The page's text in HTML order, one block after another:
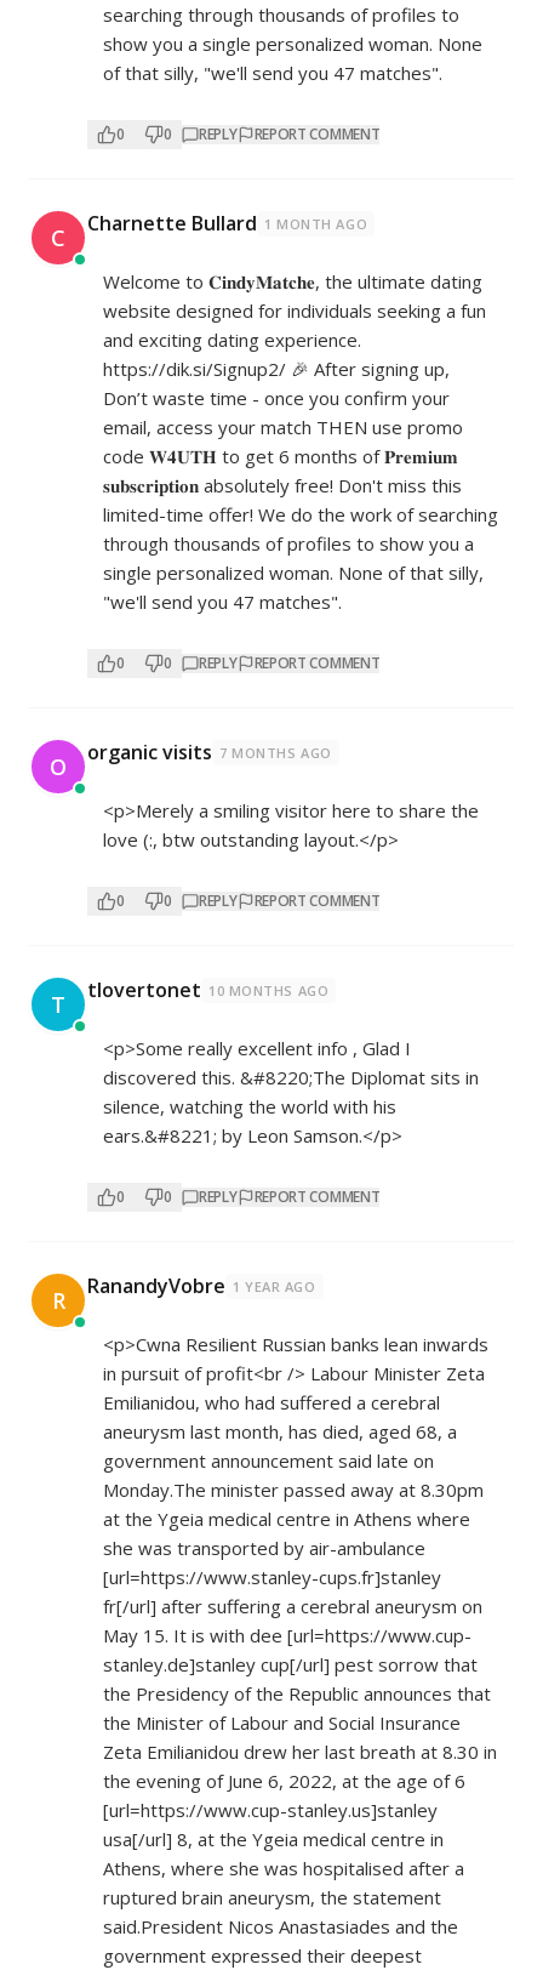
searching through thousands of profiles to
show you a single personalized woman. None
of that silly, "we'll send you 47 matches".
0 0 REPLY REPORT COMMENT
C Charnette Bullard 1 MONTH AGO
Welcome to 𝐂𝐢𝐧𝐝𝐲𝐌𝐚𝐭𝐜𝐡𝐞, the ultimate dating
website designed for individuals seeking a fun
and exciting dating experience.
https://dik.si/Signup2/ 🎉 After signing up,
Don’t waste time - once you confirm your
email, access your match THEN use promo
code 𝐖𝟒𝐔𝐓𝐇 to get 6 months of 𝐏𝐫𝐞𝐦𝐢𝐮𝐦
𝐬𝐮𝐛𝐬𝐜𝐫𝐢𝐩𝐭𝐢𝐨𝐧 absolutely free! Don't miss this
limited-time offer! We do the work of searching
through thousands of profiles to show you a
single personalized woman. None of that silly,
"we'll send you 47 matches".
0 0 REPLY REPORT COMMENT
O organic visits 7 MONTHS AGO
<p>Merely a smiling visitor here to share the
love (:, btw outstanding layout.</p>
0 0 REPLY REPORT COMMENT
T tlovertonet 10 MONTHS AGO
<p>Some really excellent info , Glad I
discovered this. &#8220;The Diplomat sits in
silence, watching the world with his
ears.&#8221; by Leon Samson.</p>
0 0 REPLY REPORT COMMENT
R RanandyVobre 1 YEAR AGO
<p>Cwna Resilient Russian banks lean inwards
in pursuit of profit<br /> Labour Minister Zeta
Emilianidou, who had suffered a cerebral
aneurysm last month, has died, aged 68, a
government announcement said late on
Monday.The minister passed away at 8.30pm
at the Ygeia medical centre in Athens where
she was transported by air-ambulance
[url=https://www.stanley-cups.fr]stanley
fr[/url] after suffering a cerebral aneurysm on
May 15. It is with dee [url=https://www.cup-
stanley.de]stanley cup[/url] pest sorrow that
the Presidency of the Republic announces that
the Minister of Labour and Social Insurance
Zeta Emilianidou drew her last breath at 8.30 in
the evening of June 6, 2022, at the age of 6
[url=https://www.cup-stanley.us]stanley
usa[/url] 8, at the Ygeia medical centre in
Athens, where she was hospitalised after a
ruptured brain aneurysm, the statement
said.President Nicos Anastasiades and the
government expressed their deepest